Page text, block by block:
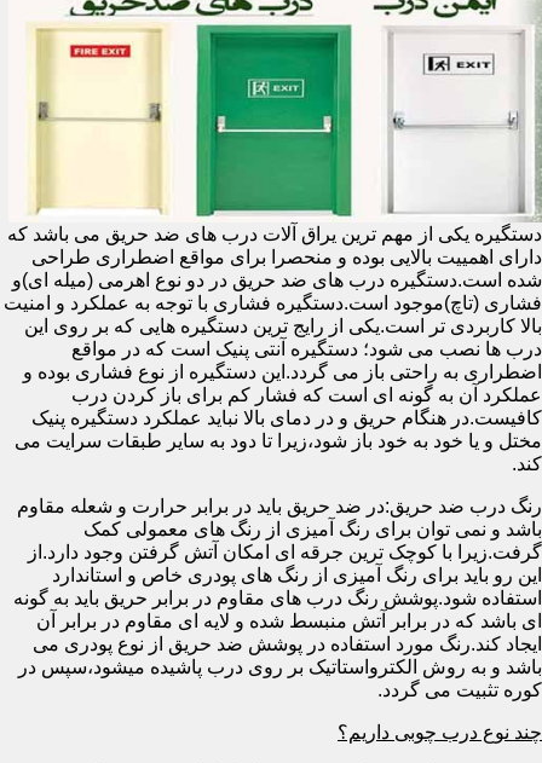
دستگیره یکی از مهم ترین یراق آلات درب های ضد حریق می باشد که
دارای اهمییت بالایی بوده و منحصرا برای مواقع اضطراری طراحی
شده است.دستگیره درب های ضد حریق در دو نوع اهرمی (میله ای)و
فشاری (تاچ)موجود است.دستگیره فشاری با توجه به عملکرد و امنیت
بالا کاربردی تر است.یکی از رایج ترین دستگیره هایی که بر روی این
درب ها نصب می شود؛ دستگیره آنتی پنیک است که در مواقع
اضطراری به راحتی باز می گردد.این دستگیره از نوع فشاری بوده و
عملکرد آن به گونه ای است که فشار کم برای باز کردن درب
کافیست.در هنگام حریق و در دمای بالا نباید عملکرد دستگیره پنیک
مختل و یا خود به خود باز شود،زیرا تا دود به سایر طبقات سرایت می
کند.
رنگ درب ضد حریق:در ضد حریق باید در برابر حرارت و شعله مقاوم
باشد و نمی توان برای رنگ آمیزی از رنگ های معمولی کمک
گرفت.زیرا با کوچک ترین جرقه ای امکان آتش گرفتن وجود دارد.از
این رو باید برای رنگ آمیزی از رنگ های پودری خاص و استاندارد
استفاده شود.پوشش رنگ درب های مقاوم در برابر حریق باید به گونه
ای باشد که در برابر آتش منبسط شده و لایه ای مقاوم در برابر آن
ایجاد کند.رنگ مورد استفاده در پوشش ضد حریق از نوع پودری می
باشد و به روش الکترواستاتیک بر روی درب پاشیده میشود،سپس در
کوره تثبیت می گردد.
چند نوع درب چوبی داریم؟